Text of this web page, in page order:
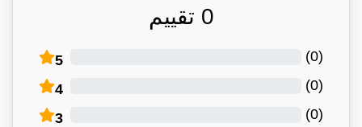
0 تقييم
5 (
0
)
4 (
0
)
3 (
0
)